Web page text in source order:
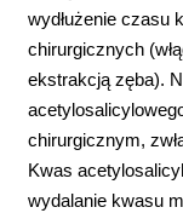
wydłużenie czasu
chirurgicznych
ekstrakcją zęba).
chirurgicznym,
Kwas
wydalanie kwasu